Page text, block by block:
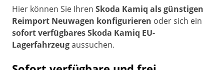
Hier können Sie Ihren Skoda Kamiq als günstigen
Reimport Neuwagen konfigurieren oder sich ein
sofort verfügbares Skoda Kamiq EU-
Lagerfahrzeugaussuchen.